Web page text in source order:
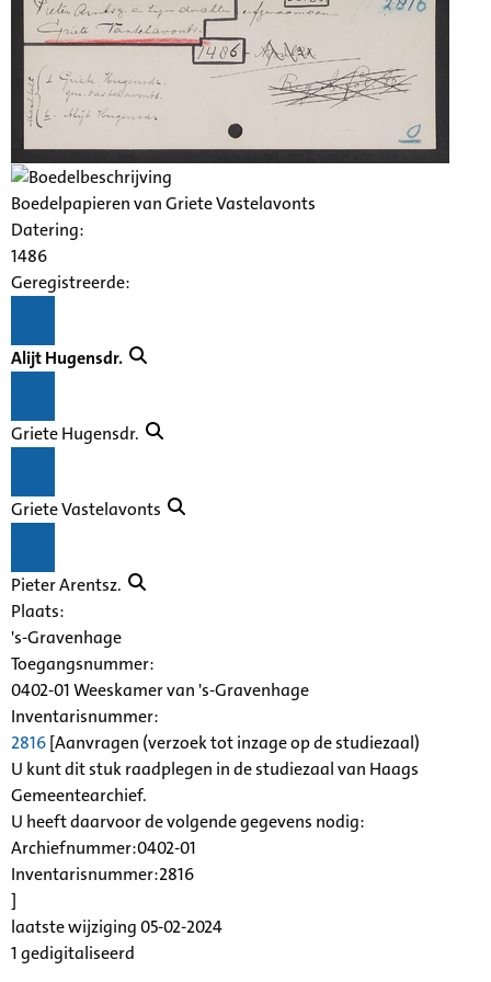
Boedelpapieren van Griete Vastelavonts
Datering:
1486
Geregistreerde:
Alijt Hugensdr.
Griete Hugensdr.
Griete Vastelavonts
Pieter Arentsz.
Plaats:
's-Gravenhage
Toegangsnummer:
0402-01 Weeskamer van 's-Gravenhage
Inventarisnummer:
2816[Aanvragen (verzoek tot inzage op de studiezaal)
U kunt dit stuk raadplegen in de studiezaal van Haags
Gemeentearchief.
U heeft daarvoor de volgende gegevens nodig:
Archiefnummer:0402-01
Inventarisnummer:2816
]
laatste wijziging 05-02-2024
1 gedigitaliseerd